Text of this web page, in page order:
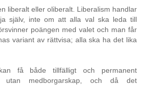
liberalt eller oliberalt. Liberalism handlar
själv, inte om att alla val ska leda till
poängen med valet och man får
variant av rättvisa; alla ska ha det lika
få både tillfälligt och permanent
utan medborgarskap, och då det